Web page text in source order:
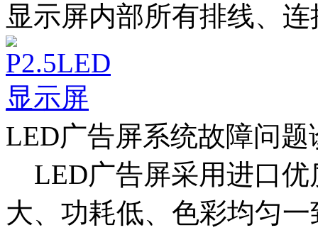
显示屏内部所有排线、
LED广告屏系统故障问题
LED广告屏采用进口优
大、功耗低、色彩均匀